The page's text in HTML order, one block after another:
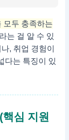
모두 충족하는
는 걸 알 수 있
, 취업 경험이
다는 특징이 있
심 지원